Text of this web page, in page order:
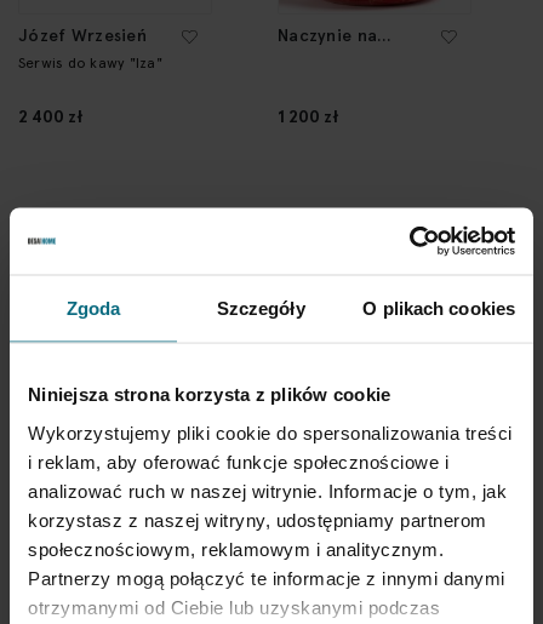
Zgoda Szczegóły O plikach cookies
Niniejsza strona korzysta z plików cookie
Wykorzystujemy pliki cookie do spersonalizowania treści
i reklam, aby oferować funkcje społecznościowe i
analizować ruch w naszej witrynie. Informacje o tym, jak
korzystasz z naszej witryny, udostępniamy partnerom
społecznościowym, reklamowym i analitycznym.
Partnerzy mogą połączyć te informacje z innymi danymi
otrzymanymi od Ciebie lub uzyskanymi podczas
Józef Wrzesień
Serwis do kawy "Iza"
2 400 zł
Naczynie na
1 200 zł
Nadzieja Kowalów
Patera dekoracyjna
1 000 zł
Magdalena
Czerwosz
Zestaw dwóch
wazoników
1 200 zł